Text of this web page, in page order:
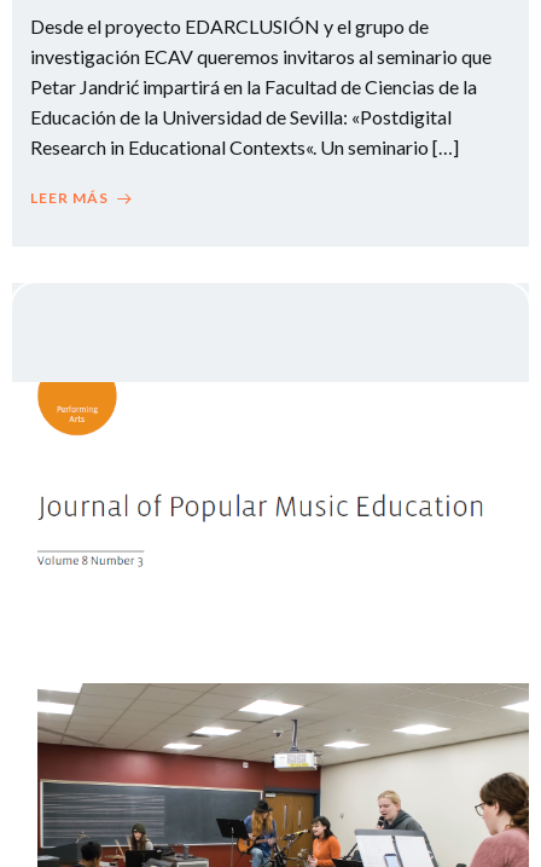
Desde el proyecto EDARCLUSIÓN y el grupo de
investigación ECAV queremos invitaros al seminario que
Petar Jandrić impartirá en la Facultad de Ciencias de la
Educación de la Universidad de Sevilla: «Postdigital
Research in Educational Contexts«. Un seminario […]
LEER MÁS